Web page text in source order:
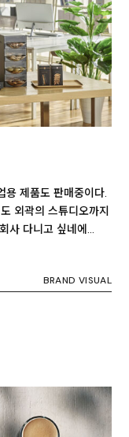
용 제품도 판매중이다.
외곽의 스튜디오까지
사 다니고 싶네에…
BRAND VISUAL